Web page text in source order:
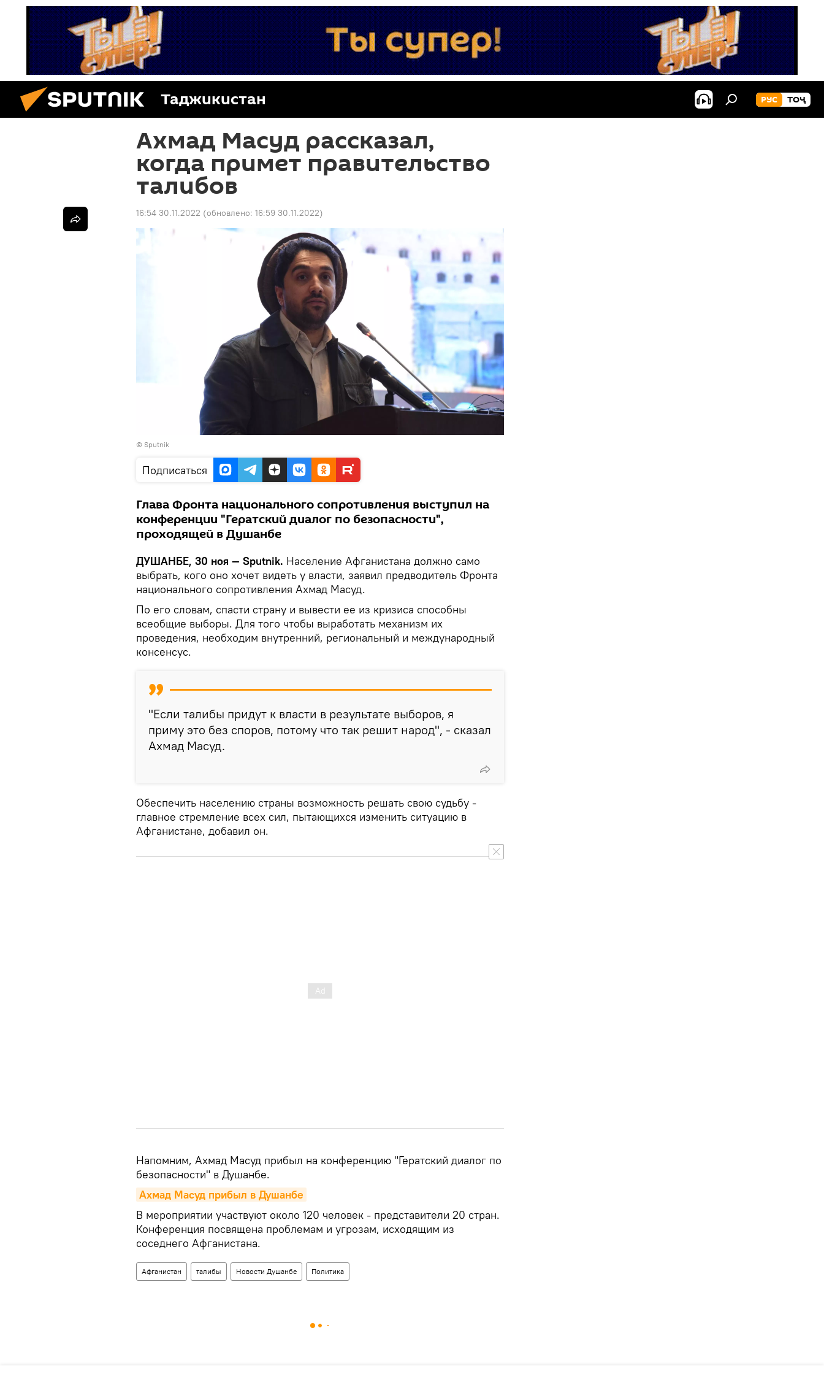
Таджикистан РУС ТОҶ
Ахмад Масуд рассказал,
когда примет правительство
талибов
16:54 30.11.2022 (обновлено: 16:59 30.11.2022)
© Sputnik
Подписаться
Глава Фронта национального сопротивления выступил на
конференции "Гератский диалог по безопасности",
проходящей в Душанбе
ДУШАНБЕ, 30 ноя — Sputnik. Население Афганистана должно само
выбрать, кого оно хочет видеть у власти, заявил предводитель Фронта
национального сопротивления Ахмад Масуд.
По его словам, спасти страну и вывести ее из кризиса способны
всеобщие выборы. Для того чтобы выработать механизм их
проведения, необходим внутренний, региональный и международный
консенсус.
"Если талибы придут к власти в результате выборов, я
приму это без споров, потому что так решит народ", - сказал
Ахмад Масуд.
Обеспечить населению страны возможность решать свою судьбу -
главное стремление всех сил, пытающихся изменить ситуацию в
Афганистане, добавил он.
Напомним, Ахмад Масуд прибыл на конференцию "Гератский диалог по
безопасности" в Душанбе.
Ахмад Масуд прибыл в Душанбе
В мероприятии участвуют около 120 человек - представители 20 стран.
Конференция посвящена проблемам и угрозам, исходящим из
соседнего Афганистана.
Афганистан талибы Новости Душанбе Политика